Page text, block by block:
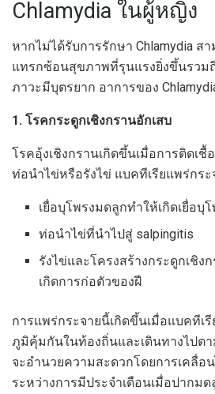
Chlamydia ในผู้หญิง
หากไม่ได้รับการรักษา Chlamydia ส
แทรกซ้อนสุขภาพที่รุนแรงยิ่งขึ้นรวม
ภาวะมีบุตรยาก อาการของ
1. โรคกระดูกเชิงกรานอักเสบ
โรคอุ้งเชิงกรานเกิดขึ้นเมื่อการติดเ
ท่อนำไข่หรือรังไข่ แบคทีเรียแพร่กระ
เยื่อบุโพรงมดลูกทำให้เกิดเยื่อบุ
ท่อนำไข่ที่นำไปสู่ ​​salpingitis
รังไข่และโครงสร้างกระดูกเชิง
เกิดการก่อตัวของฝี
การแพร่กระจายนี้เกิดขึ้นเมื่อแบคทีเ
ภูมิคุ้มกันในท้องถิ่นและเดินทางไปต
จะอำนวยความสะดวกโดยการเคลื่อ
ระหว่างการมีประจำเดือนเมื่อปากม